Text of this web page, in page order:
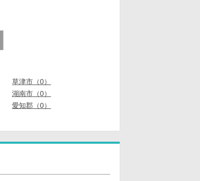
草津市（0）
湖南市（0）
愛知郡（0）